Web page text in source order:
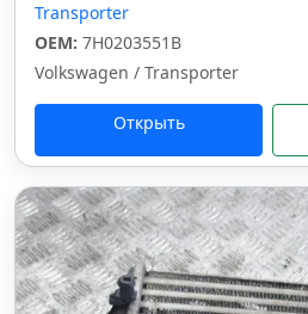
Transporter
OEM: 7H0203551B
Volkswagen / Transporter
Открыть